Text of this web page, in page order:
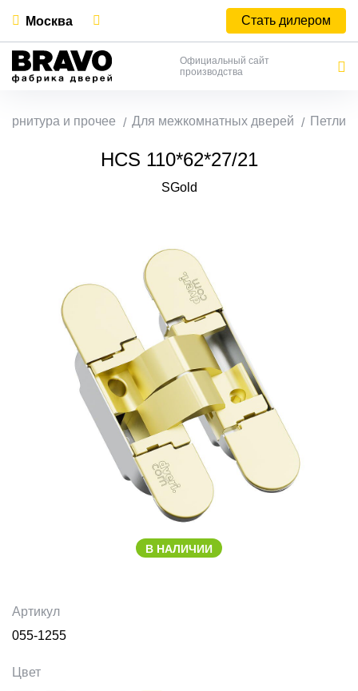
Москва Стать дилером
Официальный сайт
производства
и прочее Для межкомнатных дверей Петли
HCS 110*62*27/21
SGold
В НАЛИЧИИ
Артикул
055-1255
Цвет